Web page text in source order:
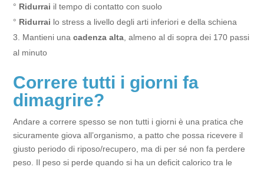
° Ridurrai il tempo di contatto con suolo
° Ridurrai lo stress a livello degli arti inferiori e della schiena
Mantieni unacadenza alta , almeno al di sopra dei 170 passi
al minuto
Correre tutti i giorni fa
dimagrire?
Andare a correre spesso se non tutti i giorni è una pratica che
sicuramente giova all’organismo, a patto che possa ricevere il
giusto periodo di riposo/recupero, ma di per sé non fa perdere
peso. Il peso si perde quando si ha un deficit calorico tra le